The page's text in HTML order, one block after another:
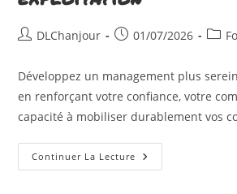
Auteur/autrice
la
publication :
DLChanjour
Publication
01/07/2026
Post
Développez un management plus
en renforçant votre confiance, votre
capacité à mobiliser durablement vos
Continuer La Lecture Améliorer
Le